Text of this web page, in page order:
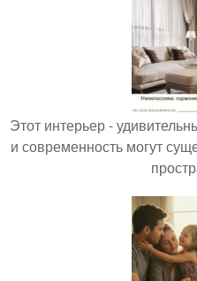
Этот интерьер -
и современность могут